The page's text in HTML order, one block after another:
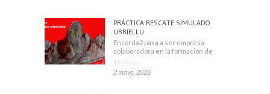
PRÁCTICA RESCATE SIMULADO
URRIELLU
Encorda2 pasa a ser empresa
colaboradora en la formación de
Técnicos Deportivos
2 mayo, 2026